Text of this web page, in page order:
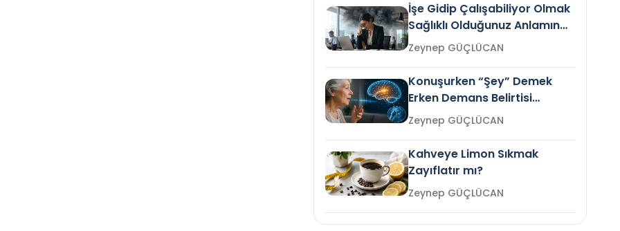
İşe Gidip Çalışabiliyor Olmak
Sağlıklı Olduğunuz Anlamına
Gelir mi?Zeynep GÜÇLÜCAN
Konuşurken “Şey” Demek
Erken Demans Belirtisi
Olabilir mi?Zeynep GÜÇLÜCAN
Kahveye Limon Sıkmak
Zayıflatır mı?
Zeynep GÜÇLÜCAN